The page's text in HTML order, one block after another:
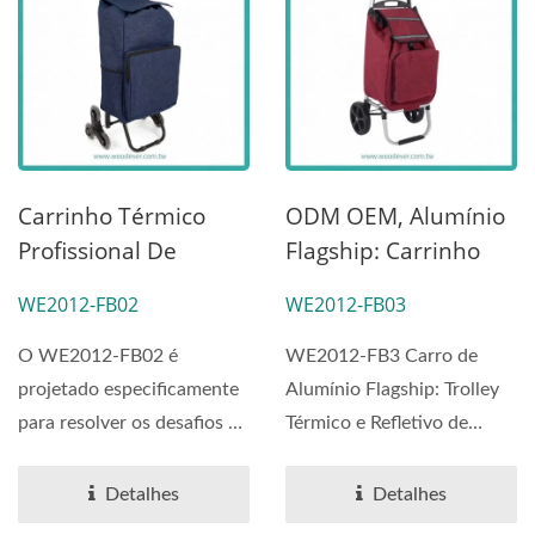
Carrinho Térmico
Profissional De
De Compras Portátil
WE2012-FB02
O WE2012-FB02 é
projetado especificamente
para resolver os desafios da
Detalhes
ODM OEM, Alumínio
Flagship: Carrinho
Segurança Reflexiva
De 46L Leve |
Carrinho De
Compras Portátil
WE2012-FB03
WE2012-FB3 Carro de
Alumínio Flagship: Trolley
Térmico e Refletivo de
Precisão...
Detalhes